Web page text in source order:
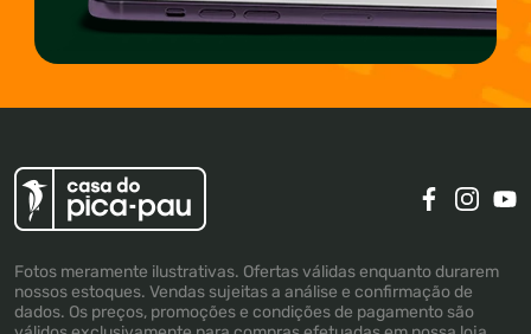
Fotos meramente ilustrativas. Ofertas válidas enquanto durarem
nossos estoques. Vendas sujeitas a análise e confirmação de
dados. Os preços, promoções e condições de pagamento são